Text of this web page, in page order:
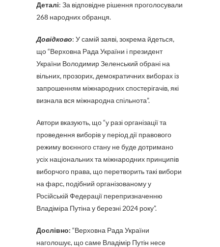
Деталі: За відповідне рішення проголосували
268 народних обранця.
Довідково: У самій заяві, зокрема йдеться,
що “Верховна Рада України і президент
України Володимир Зеленський обрані на
вільних, прозорих, демократичних виборах із
запрошенням міжнародних спостерігачів, які
визнала вся міжнародна спільнота”.
Автори вказують, що “у разі організації та
проведення виборів у період дії правового
режиму воєнного стану не буде дотримано
усіх національних та міжнародних принципів
виборчого права, що перетворить такі вибори
на фарс, подібний організованому у
Російській Федерації перепризначенню
Владіміра Путіна у березні 2024 року”.
Дослівно: “Верховна Рада України
наголошує, що саме Владімір Путін несе